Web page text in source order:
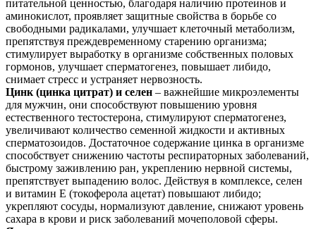
питательной ценностью, благодаря наличию протеинов и
аминокислот, проявляет защитные свойства в борьбе со
свободными радикалами, улучшает клеточный метаболизм,
препятствуя преждевременному старению организма;
стимулирует выработку в организме собственных половых
гормонов, улучшает сперматогенез, повышает либидо,
снимает стресс и устраняет нервозность.
Цинк (цинка цитрат) и селен – важнейшие микроэлементы
для мужчин, они способствуют повышению уровня
естественного тестостерона, стимулируют сперматогенез,
увеличивают количество семенной жидкости и активных
сперматозоидов. Достаточное содержание цинка в организме
способствует снижению частоты респираторных заболеваний,
быстрому заживлению ран, укреплению нервной системы,
препятствует выпадению волос. Действуя в комплексе, селен
и витамин Е (токоферола ацетат) повышают либидо;
укрепляют сосуды, нормализуют давление, снижают уровень
сахара в крови и риск заболеваний мочеполовой сферы.